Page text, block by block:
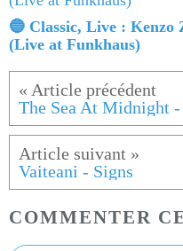
🔵 Classic, Live : Kenzo
(Live at Funkhaus)
The Sea At Midnight -
Vaiteani - Signs
COMMENTER